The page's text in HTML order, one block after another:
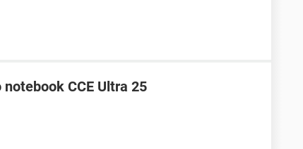
CCE Ultra 25